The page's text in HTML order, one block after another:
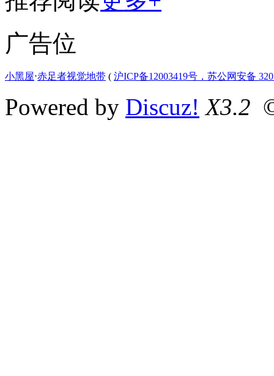
广告位
小黑屋⋅赤足者视觉地带 ( 沪ICP备12003419号，苏公网安备
Powered by Discuz! X3.2